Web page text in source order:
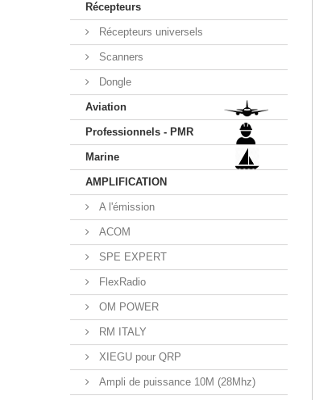
Récepteurs
Récepteurs universels
Scanners
Dongle
Aviation
Professionnels - PMR
Marine
AMPLIFICATION
A l'émission
ACOM
SPE EXPERT
FlexRadio
OM POWER
RM ITALY
XIEGU pour QRP
Ampli de puissance 10M (28Mhz)